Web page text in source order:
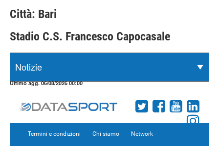
Città: Bari
Stadio C.S. Francesco Capocasale
Ultimo agg. 06/08/2026 00:00
Termini e condizioni Chi siamo Network